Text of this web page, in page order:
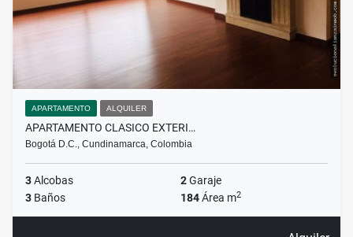
APARTAMENTO ALQUILER
APARTAMENTO CLASICO EXTERI…
Bogotá D.C., Cundinamarca, Colombia
3Alcobas 2Garaje
3 Baños 184Área m2